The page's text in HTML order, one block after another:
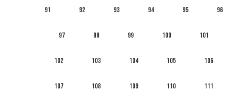
91 92 93 94 95 96
97 98 99 100 101
102 103 104 105 106
107 108 109 110 111